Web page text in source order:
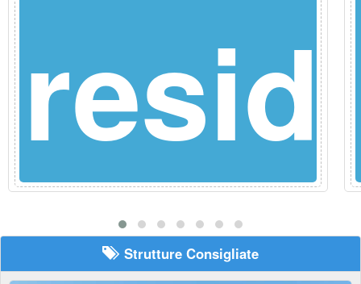
Strutture Consigliate